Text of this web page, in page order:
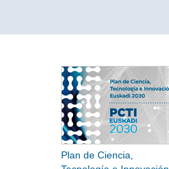
Plan de Ciencia,